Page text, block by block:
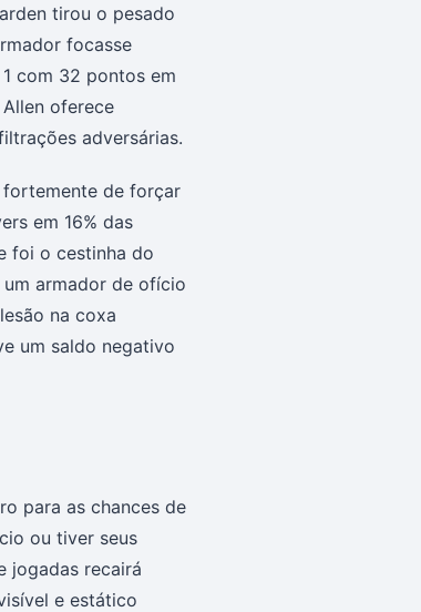
tirou o pesado
focasse
com 32 pontos em
oferece
adversárias.
fortemente de forçar
em 16% das
foi o cestinha do
armador de ofício
na coxa
um saldo negativo
para as chances de
ou tiver seus
jogadas recairá
e estático